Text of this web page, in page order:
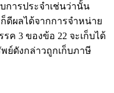
การประจำเช่นว่านั้น
ดีผลได้จากการจำหน่าย
ค 3 ของข้อ 22 จะเก็บได้
ย์ดังกล่าวถูกเก็บภาษี